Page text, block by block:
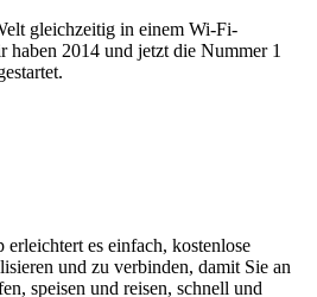
gleichzeitig in einem Wi-Fi-
2014 und jetzt die Nummer 1
es einfach, kostenlose
und zu verbinden, damit Sie an
speisen und reisen, schnell und